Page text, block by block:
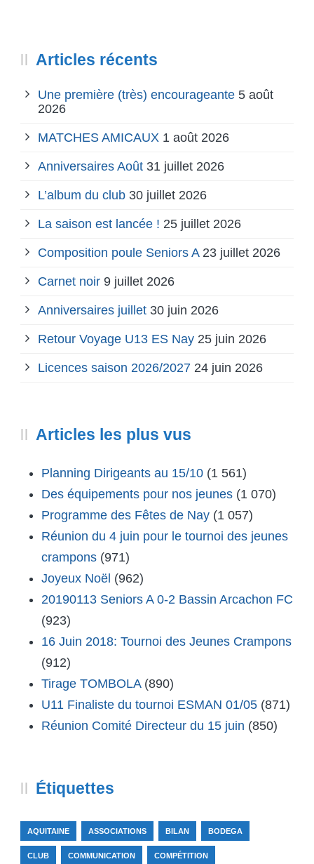
Articles récents
Une première (très) encourageante 5 août
2026
MATCHES AMICAUX 1 août 2026
Anniversaires Août 31 juillet 2026
L’album du club 30 juillet 2026
La saison est lancée ! 25 juillet 2026
Composition poule Seniors A 23 juillet 2026
Carnet noir 9 juillet 2026
Anniversaires juillet 30 juin 2026
Retour Voyage U13 ES Nay 25 juin 2026
Licences saison 2026/2027 24 juin 2026
Articles les plus vus
Planning Dirigeants au 15/10 (1 561)
Des équipements pour nos jeunes (1 070)
Programme des Fêtes de Nay (1 057)
Réunion du 4 juin pour le tournoi des jeunes
crampons (971)
Joyeux Noël (962)
20190113 Seniors A 0-2 Bassin Arcachon FC
(923)
16 Juin 2018: Tournoi des Jeunes Crampons
(912)
Tirage TOMBOLA (890)
U11 Finaliste du tournoi ESMAN 01/05 (871)
Réunion Comité Directeur du 15 juin (850)
Étiquettes
AQUITAINE ASSOCIATIONS BILAN BODEGA
CLUB COMMUNICATION COMPÉTITION